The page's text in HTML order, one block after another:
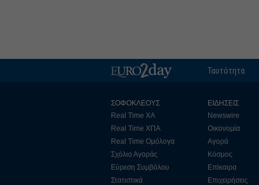
Ταυτότητα
ΣΟΦΟΚΛΕΟΥΣ
Real Time ΧΑ
Real Time ΧΠΑ
Real Time Ομόλογα
Σχόλιο Αγοράς
Εύρεση Συμβόλου
Στατιστικά
ΕΙΔΗΣΕΙΣ
Newswire
Οικονομία
Αγορά
Κόσμος
Επίκαιρα
Επιχειρήσεις